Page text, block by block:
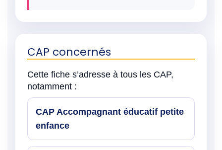
CAP concernés
Cette fiche s’adresse à tous les CAP,
notamment :
CAP Accompagnant éducatif petite
enfance